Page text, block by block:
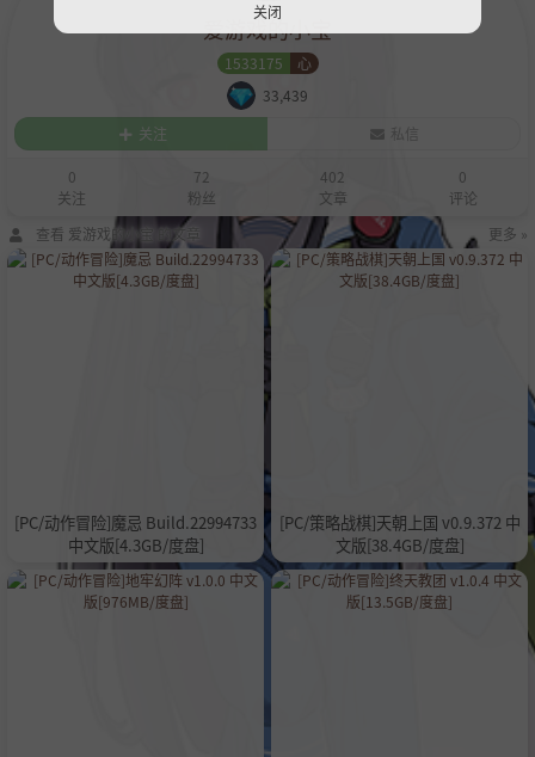
爱游戏的小宝
1533175
心
33,439
关注
私信
0
关注
72
粉丝
402
文章
0
评论
查看 爱游戏的小宝 的文章
更多 »
[PC/动作冒险]魔忌 Build.22994733
中文版[4.3GB/度盘]
[PC/策略战棋]天朝上国 v0.9.372 中
文版[38.4GB/度盘]
关闭